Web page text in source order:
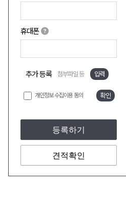
휴대폰
추가 등록 첨부파일 등 입력
개인정보 수집이용 동의 확인
등록하기
견적확인